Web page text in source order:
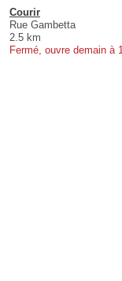
Courir
Rue Gambetta
2.5 km
Fermé, ouvre demain à